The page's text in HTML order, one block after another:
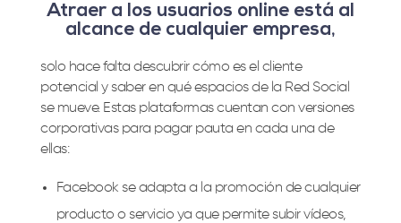
Atraer a los usuarios online está al
alcance de cualquier empresa,
solo hace falta descubrir cómo es el cliente
potencial y saber en qué espacios de la Red Social
se mueve. Estas plataformas cuentan con versiones
corporativas para pagar pauta en cada una de
ellas:
Facebook se adapta a la promoción de cualquier
producto o servicio ya que permite subir vídeos,